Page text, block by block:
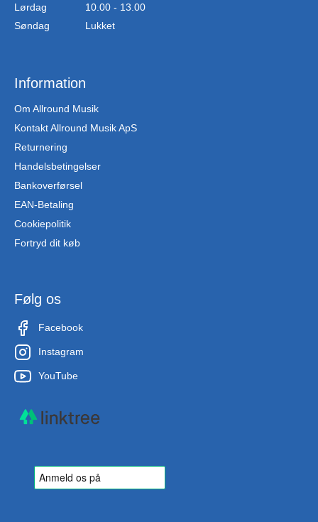
Lørdag
10.00 - 13.00
Søndag
Lukket
Information
Om Allround Musik
Kontakt Allround Musik ApS
Returnering
Handelsbetingelser
Bankoverførsel
EAN-Betaling
Cookiepolitik
Fortryd dit køb
Følg os
Facebook
Instagram
YouTube